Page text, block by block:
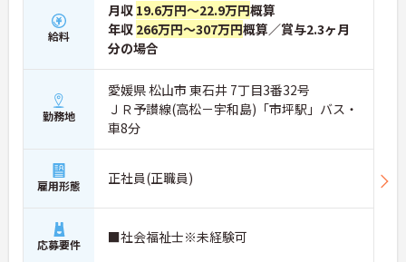
給料
月収 19.6万円～22.9万円概算
年収 266万円～307万円概算／賞与2.3ヶ月
分の場合
勤務地
愛媛県 松山市 東石井 7丁目3番32号
ＪＲ予讃線(高松－宇和島)「市坪駅」バス・
車8分
雇用形態 正社員(正職員)
応募要件 ■社会福祉士※未経験可